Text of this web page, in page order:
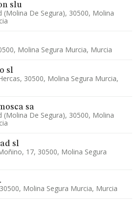
slu
(molina De Segura), 30500, Molina
Molina Segura Murcia, Murcia
sl
30500, Molina Segura Murcia,
sa
(molina De Segura), 30500, Molina
sl
17, 30500, Molina Segura
Molina Segura Murcia, Murcia